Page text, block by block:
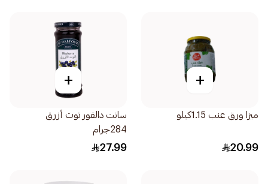
+
ميزا ورق عنب 1.15كيلو
20.99
+
سانت دالفور توت أزرق
284جرام
27.99